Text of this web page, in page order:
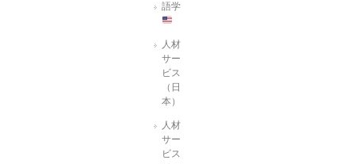
語学
人材
サー
ビス
（日
本）
人材
サー
ビス